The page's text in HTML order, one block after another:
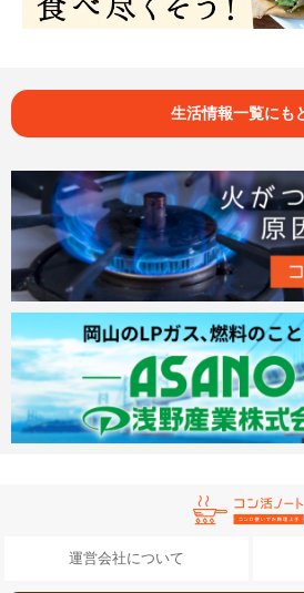
生活情報一覧にも
運営会社について